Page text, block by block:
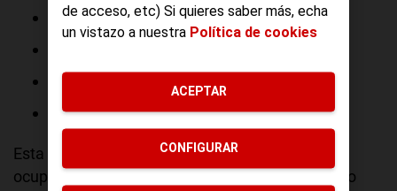
Sensus Connect (de Volvo)
Toyota Hotspot (de Toyota)
InControl (de Land Rover y Jaguar)
Esta tecnología no solo permite que los demás
ocupantes del coche se conecten a Internet, sino
de acceso, etc) Si quieres saber más, echa
un vistazo a nuestra Política de cookies
ACEPTAR
CONFIGURAR